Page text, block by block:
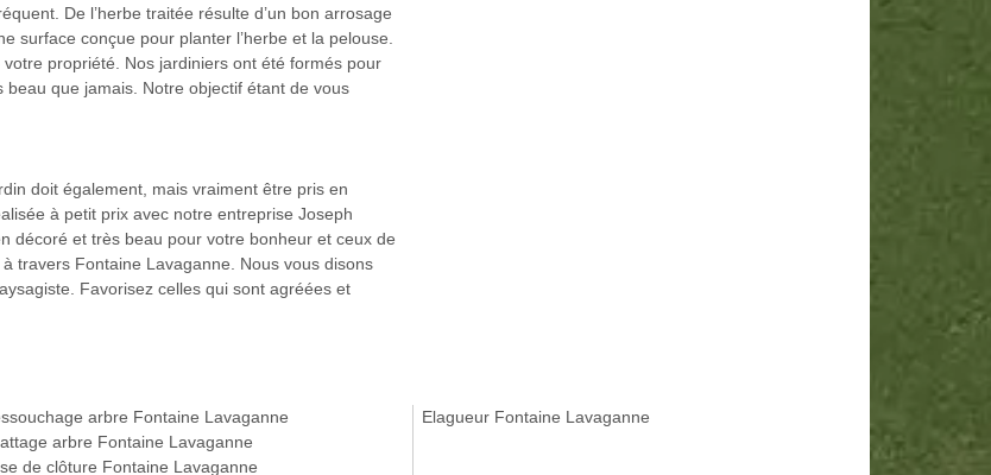
De l’herbe traitée résulte d’un bon arrosage
surface conçue pour planter l’herbe et la pelouse.
propriété. Nos jardiniers ont été formés pour
que jamais. Notre objectif étant de vous
doit également, mais vraiment être pris en
à petit prix avec notre entreprise Joseph
décoré et très beau pour votre bonheur et ceux de
travers Fontaine Lavaganne. Nous vous disons
Favorisez celles qui sont agréées et
arbre Fontaine Lavaganne
arbre Fontaine Lavaganne
de clôture Fontaine Lavaganne
Elagueur Fontaine Lavaganne